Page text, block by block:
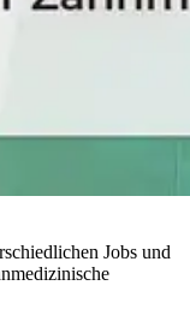
Jobs und